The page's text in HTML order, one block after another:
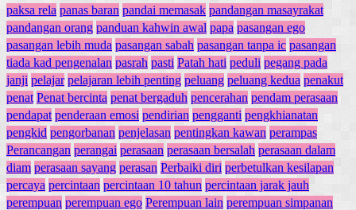
paksa rela panas baran pandai memasak pandangan masayrakat
pandangan orang panduan kahwin awal papa pasangan ego
pasangan lebih muda pasangan sabah pasangan tanpa ic pasangan
tiada kad pengenalan pasrah pasti Patah hati peduli pegang pada
janji pelajar pelajaran lebih penting peluang peluang kedua penakut
penat Penat bercinta penat bergaduh pencerahan pendam perasaan
pendapat penderaan emosi pendirian pengganti pengkhianatan
pengkid pengorbanan penjelasan pentingkan kawan perampas
Perancangan perangai perasaan perasaan bersalah perasaan dalam
diam perasaan sayang perasan Perbaiki diri perbetulkan kesilapan
percaya percintaan percintaan 10 tahun percintaan jarak jauh
perempuan perempuan ego Perempuan lain perempuan simpanan